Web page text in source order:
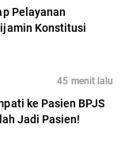
Pelayanan
Konstitusi
45 menit lalu
ke Pasien BPJS
Jadi Pasien!